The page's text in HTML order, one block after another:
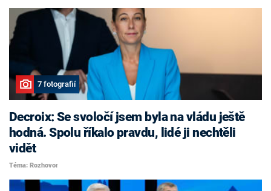
7 fotografií
Decroix: Se svoločí jsem byla na vládu ještě
hodná. Spolu říkalo pravdu, lidé ji nechtěli
vidět
Téma: Rozhovor